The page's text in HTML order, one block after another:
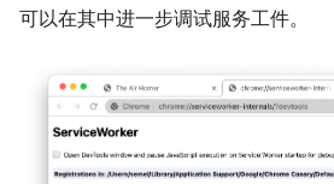
可以在其中进一步调试服务工件。